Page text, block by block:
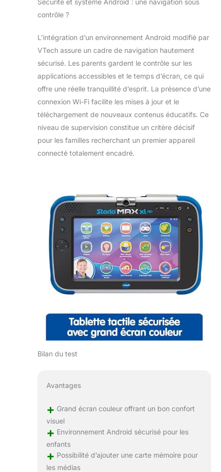
contrôle ?
L’intégration d’un environnement Android modifié par
VTech assure un cadre de navigation hautement
sécurisé. Les parents gardent le contrôle sur les
applications accessibles et le temps d’écran, ce qui
offre une réelle tranquillité d’esprit. La présence d’une
connexion Wi-Fi facilite les mises à jour et le
téléchargement de nouveaux contenus éducatifs. Ce
niveau de supervision constitue un critère décisif
pour les familles recherchant un premier appareil
connecté totalement encadré.
Bilan du test
Avantages
+ Grand écran couleur offrant un bon confort
visuel
+ Environnement Android sécurisé pour les
enfants
+ Possibilité d’ajouter une carte mémoire pour
les médias